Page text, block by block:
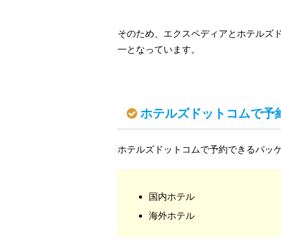
そのため、エクスペディアとホテルズ
一となっています。
ホテルズドットコムで予
ホテルズドットコムで予約できるパッ
国内ホテル
海外ホテル